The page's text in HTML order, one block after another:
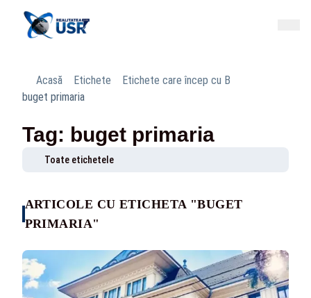
Acasă Etichete
Etichete care încep cu B
buget primaria
Tag: buget primaria
Toate etichetele
ARTICOLE CU ETICHETA "BUGET
PRIMARIA"